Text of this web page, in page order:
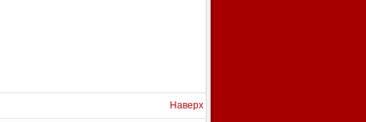
Наверх